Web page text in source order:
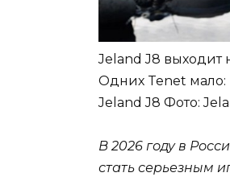
Jeland J8 выходит
Одних Tenet мало:
Jeland J8 Фото:
В 2026 году в
стать серьезным